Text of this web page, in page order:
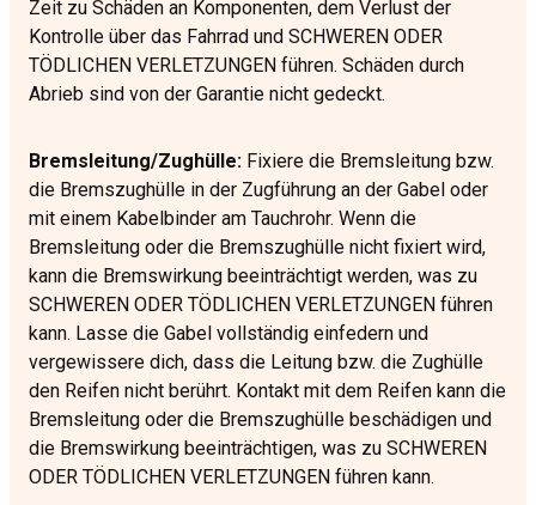
Zeit zu Schäden an Komponenten, dem Verlust der
Kontrolle über das Fahrrad und SCHWEREN ODER
TÖDLICHEN VERLETZUNGEN führen. Schäden durch
Abrieb sind von der Garantie nicht gedeckt.
Bremsleitung/Zughülle: Fixiere die Bremsleitung bzw.
die Bremszughülle in der Zugführung an der Gabel oder
mit einem Kabelbinder am Tauchrohr. Wenn die
Bremsleitung oder die Bremszughülle nicht fixiert wird,
kann die Bremswirkung beeinträchtigt werden, was zu
SCHWEREN ODER TÖDLICHEN VERLETZUNGEN führen
kann. Lasse die Gabel vollständig einfedern und
vergewissere dich, dass die Leitung bzw. die Zughülle
den Reifen nicht berührt. Kontakt mit dem Reifen kann die
Bremsleitung oder die Bremszughülle beschädigen und
die Bremswirkung beeinträchtigen, was zu SCHWEREN
ODER TÖDLICHEN VERLETZUNGEN führen kann.